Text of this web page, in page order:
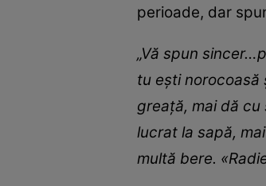
perioade, dar
„Vă spun
tu ești
greață, mai dă
lucrat la sapă,
multă bere.